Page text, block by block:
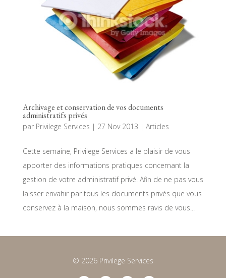
Archivage et conservation de vos documents
administratifs privés
par Privilege Services | 27 Nov 2013 | Articles
Cette semaine, Privilege Services a le plaisir de vous
apporter des informations pratiques concernant la
gestion de votre administratif privé. Afin de ne pas vous
laisser envahir par tous les documents privés que vous
conservez à la maison, nous sommes ravis de vous...
© 2026 Privilege Services